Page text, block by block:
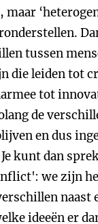
maar
tussen
die leiden tot
tot
de
en dus
kunt dan
we zijn
naast
ideeën er